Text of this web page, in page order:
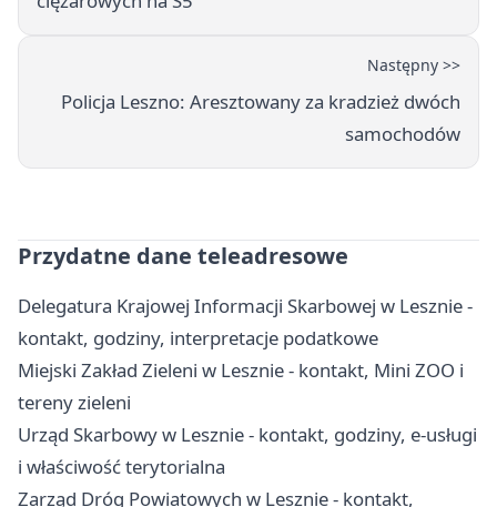
Następny >>
Policja Leszno: Aresztowany za kradzież dwóch
samochodów
Przydatne dane teleadresowe
Delegatura Krajowej Informacji Skarbowej w Lesznie -
kontakt, godziny, interpretacje podatkowe
Miejski Zakład Zieleni w Lesznie - kontakt, Mini ZOO i
tereny zieleni
Urząd Skarbowy w Lesznie - kontakt, godziny, e-usługi
i właściwość terytorialna
Zarząd Dróg Powiatowych w Lesznie - kontakt,